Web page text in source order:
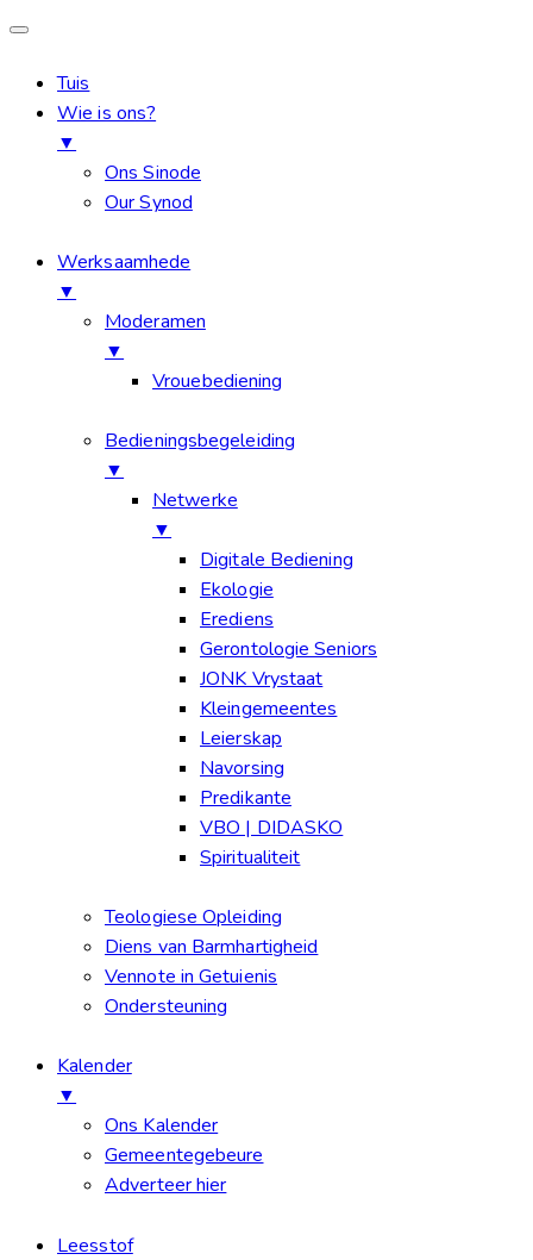
Tuis
Wie is ons?
▼
Ons Sinode
Our Synod
Werksaamhede
▼
Moderamen
▼
Vrouebediening
Bedieningsbegeleiding
▼
Netwerke
▼
Digitale Bediening
Ekologie
Erediens
Gerontologie Seniors
JONK Vrystaat
Kleingemeentes
Leierskap
Navorsing
Predikante
VBO | DIDASKO
Spiritualiteit
Teologiese Opleiding
Diens van Barmhartigheid
Vennote in Getuienis
Ondersteuning
Kalender
▼
Ons Kalender
Gemeentegebeure
Adverteer hier
Leesstof